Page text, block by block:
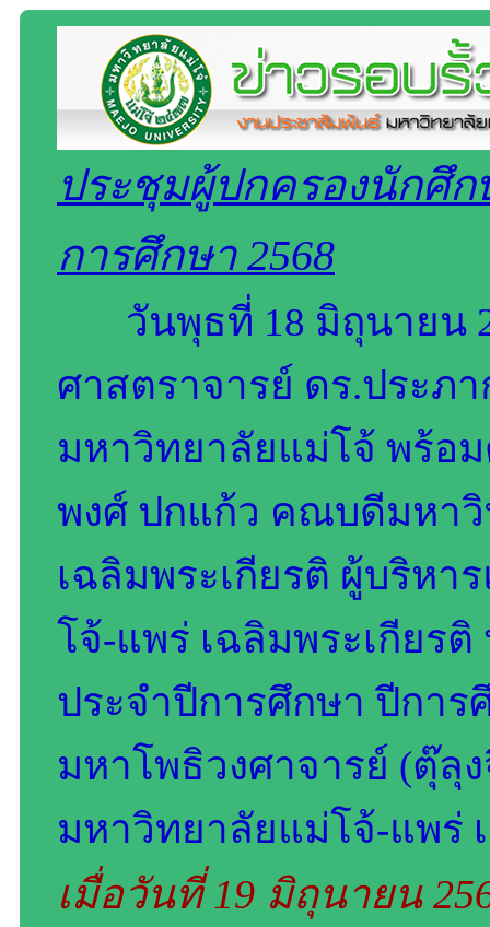
ประชุมผู้ปกครองนักศึ
การศึกษา 2568
วันพุธที่ 18 มิถุนายน
ศาสตราจารย์ ดร.ประภ
มหาวิทยาลัยแม่โจ้ พร้อ
พงศ์ ปกแก้ว คณบดีมหา
เฉลิมพระเกียรติ ผู้บริห
โจ้-แพร่ เฉลิมพระเกียร
ประจำปีการศึกษา ปีการ
มหาโพธิวงศาจารย์ (ตุ๊ลุ
มหาวิทยาลัยแม่โจ้-แพร่
เมื่อวันที่ 19 มิถุนายน